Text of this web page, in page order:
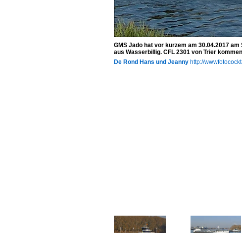
GMS Jado hat vor kurzem am 30.04.2017
aus Wasserbillig. CFL 2301 von Trier
De Rond Hans und Jeanny http://